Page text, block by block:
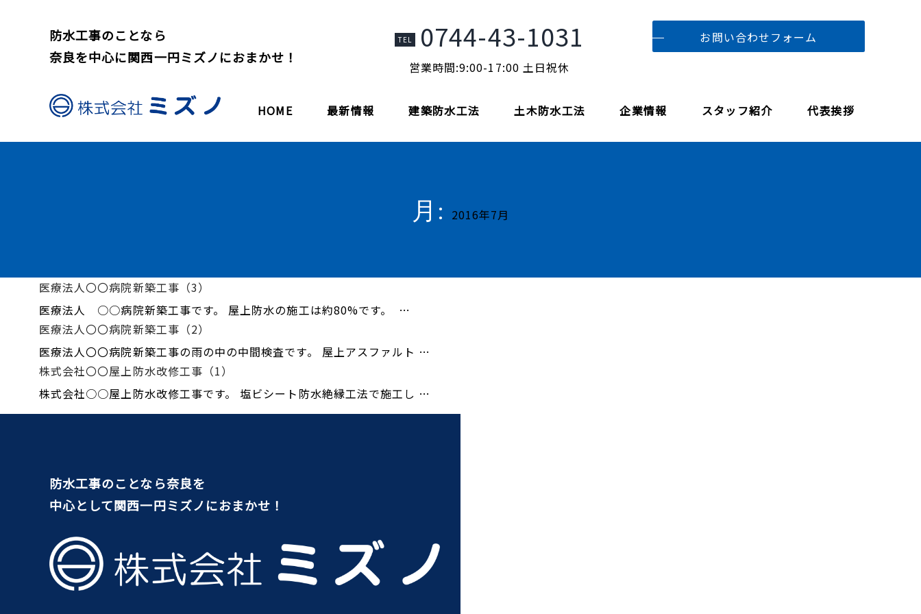
防水工事のことなら
奈良を中心に関西一円ミズノにおまかせ！
TEL 0744-43-1031
営業時間:9:00-17:00 土日祝休
お問い合わせフォーム
HOME 最新情報 建築防水工法 土木防水工法 企業情報 スタッフ紹介 代表挨拶
月: 2016年7月
医療法人〇〇病院新築工事（3）
医療法人 ○○病院新築工事です。 屋上防水の施工は約80%です。 …
医療法人〇〇病院新築工事（2）
医療法人〇〇病院新築工事の雨の中の中間検査です。 屋上アスファルト …
株式会社〇〇屋上防水改修工事（1）
株式会社○○屋上防水改修工事です。 塩ビシート防水絶縁工法で施工し …
防水工事のことなら奈良を
中心として関西一円ミズノにおまかせ！